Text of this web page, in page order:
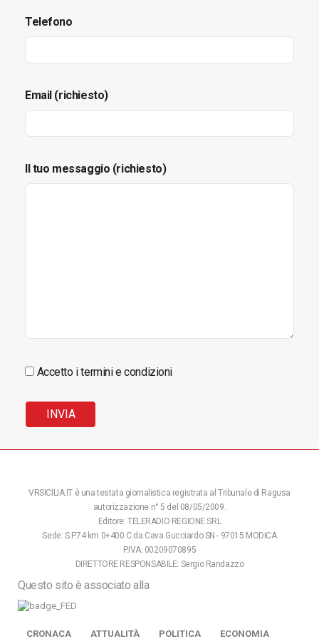
Telefono
Email (richiesto)
Il tuo messaggio (richiesto)
Accetto i termini e condizioni
VRSICILIA.IT è una testata giornalistica registrata al Tribunale di Ragusa
autorizzazione n° 5 del 08/05/2009.
Editore: TELERADIO REGIONE SRL
Sede: S.P.74 km 0+400 C.da Cava Gucciardo SN - 97015 MODICA
P.IVA: 00209070895
DIRETTORE RESPONSABILE: Sergio Randazzo
Questo sito è associato alla
CRONACA ATTUALITÀ POLITICA ECONOMIA